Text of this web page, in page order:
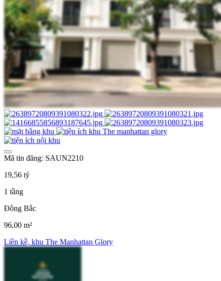
Mã tin đăng: SAUN2210
19,56 tỷ
1 tầng
Đông Bắc
96,00 m²
Liền kề, khu The Manhattan Glory